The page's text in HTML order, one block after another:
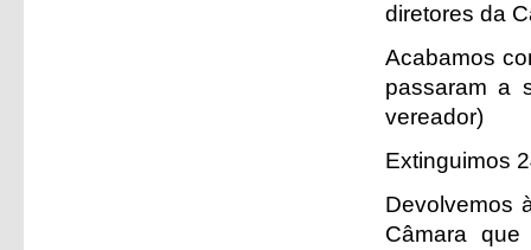
diretores da
Acabamos
passaram a
vereador)
Extinguimos
Devolvemos
Câmara